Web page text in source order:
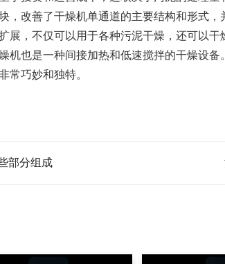
，改善了干燥机单通道的主要结构和形式，
展，不仅可以用于各种污泥干燥，还可以
机也是一种间接加热和低速搅拌的干燥设
常巧妙和独特。
部分组成